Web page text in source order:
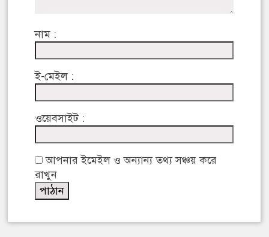
নাম :
ই-মেইল :
ওয়েবসাইট :
আপনার ইমেইল ও অন্যান্য তথ্য সঞ্চয় করে
রাখুন